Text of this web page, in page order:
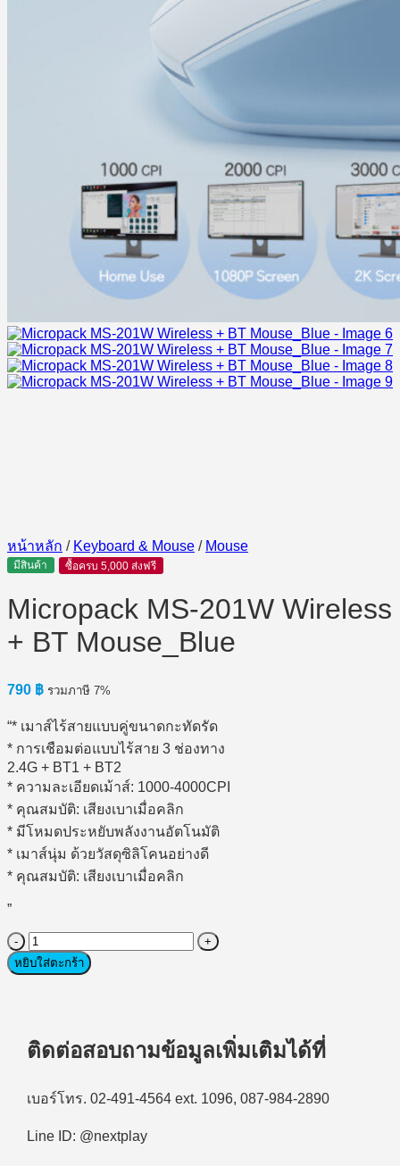
หน้าหลัก / Keyboard & Mouse / Mouse
มีสินค้า ซื้อครบ 5,000 ส่งฟรี
Micropack MS-201W Wireless
+ BT Mouse_Blue
790 ฿ รวมภาษี 7%
“* เมาส์ไร้สายแบบคู่ขนาดกะทัดรัด
* การเชือมต่อแบบไร้สาย 3 ช่องทาง
2.4G + BT1 + BT2
* ความละเอียดเม้าส์: 1000-4000CPI
* คุณสมบัติ: เสียงเบาเมื่อคลิก
* มีโหมดประหยับพลังงานอัตโนมัติ
* เมาส์นุ่ม ด้วยวัสดุซิลิโคนอย่างดี
* คุณสมบัติ: เสียงเบาเมื่อคลิก
”
จำนวน
Micropack
MS-
BT
Mouse_Blue
หยิบใส่ตะกร้า
ติดต่อสอบถามข้อมูลเพิ่มเติมได้ที่
เบอร์โทร. 02-491-4564 ext. 1096, 087-984-2890
Line ID: @nextplay